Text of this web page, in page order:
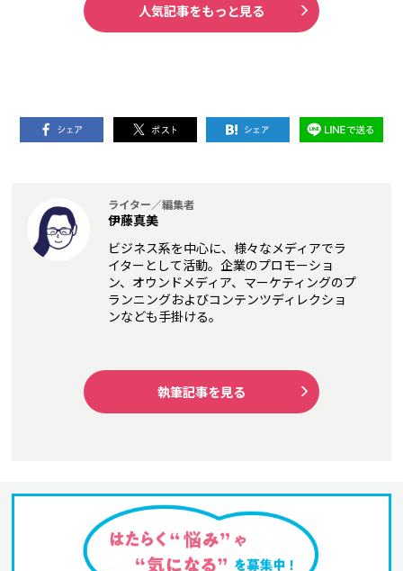
人気記事をもっと見る
ライター／編集者
伊藤真美
ビジネス系を中心に、様々なメディアでラ
イターとして活動。企業のプロモーショ
ン、オウンドメディア、マーケティングのプ
ランニングおよびコンテンツディレクショ
ンなども手掛ける。
執筆記事を見る